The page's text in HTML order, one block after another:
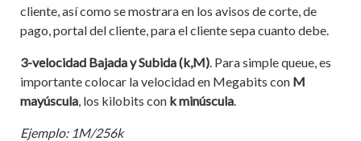
cliente, así como se mostrara en los avisos de corte, de
pago, portal del cliente, para el cliente sepa cuanto debe.
3-velocidad Bajada y Subida (k,M) . Para simple queue, es
importante colocar la velocidad en Megabits con M
mayúscula , los kilobits con k minúscula
Ejemplo: 1M/256k